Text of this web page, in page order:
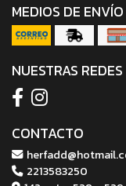
MEDIOS DE ENVÍO
NUESTRAS
CONTACTO
2213583250